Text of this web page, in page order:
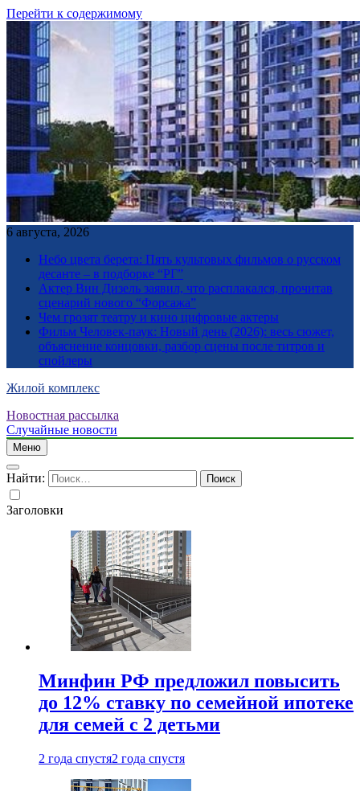
Перейти к содержимому
6 августа, 2026
Небо цвета берета: Пять культовых фильмов о русском
десанте – в подборке “РГ”
Актер Вин Дизель заявил, что расплакался, прочитав
сценарий нового “Форсажа”
Чем грозят театру и кино цифровые актеры
Фильм Человек-паук: Новый день (2026): весь сюжет,
объяснение концовки, разбор сцены после титров и
спойлеры
Жилой комплекс
Новостная рассылка
Случайные новости
Меню
Найти:
Заголовки
Минфин РФ предложил повысить
до 12% ставку по семейной ипотеке
для семей с 2 детьми
2 года спустя2 года спустя